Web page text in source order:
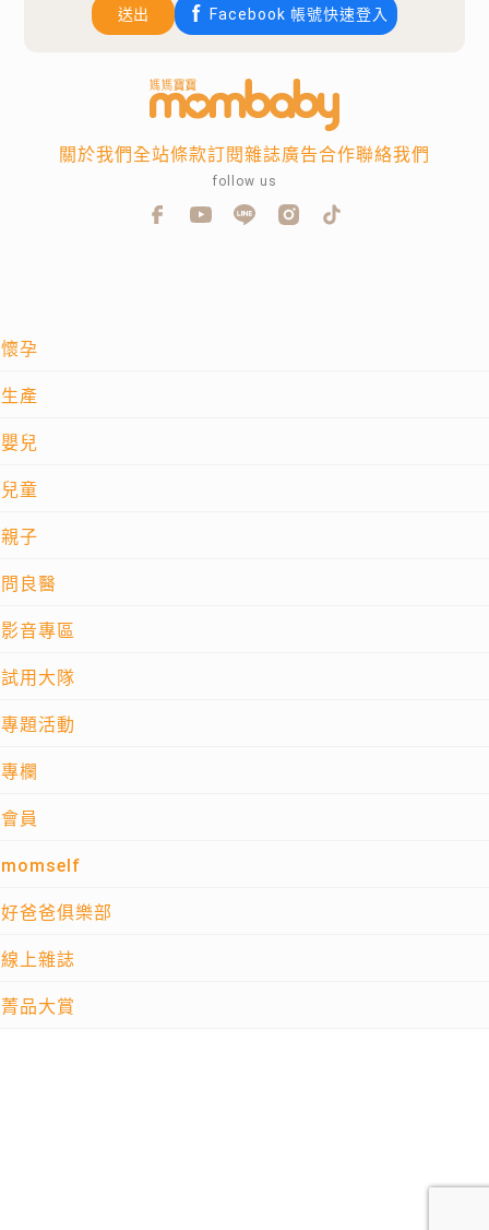
送出 Facebook 帳號快速登入
懷孕
生產
嬰兒
兒童
親子
問良醫
影音專區
試用大隊
專題活動
專欄
會員
momself
好爸爸俱樂部
線上雜誌
菁品大賞
關於我們全站條款訂閱雜誌廣告合作聯絡我們
follow us